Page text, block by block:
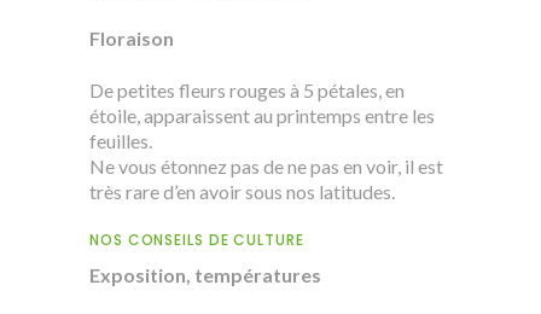
Floraison
De petites fleurs rouges à 5 pétales, en
étoile, apparaissent au printemps entre les
feuilles.
Ne vous étonnez pas de ne pas en voir, il est
très rare d’en avoir sous nos latitudes.
NOS CONSEILS DE CULTURE
Exposition, températures